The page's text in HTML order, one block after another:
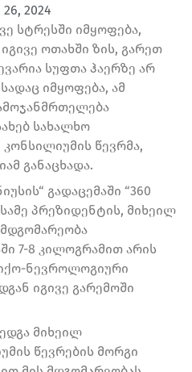
2024
სტრესში იმყოფება,
ოთახში ზის, გარეთ
სუფთა ჰაერზე არ
იმყოფება, ამ
სახალხო
წევრმა,
განაცხადა.
გადაცემაში “360
პრეზიდენტის, მიხეილ
7-8 კილოგრამით არის
ნევროლოგიური
იგივე გარემოში
მიხეილ
წევრების მორგი